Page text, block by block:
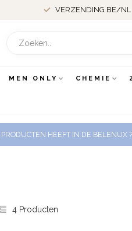
VERZENDING BE/NL
MEN ONLY CHEMIE
HEEFT IN DE
4 Producten